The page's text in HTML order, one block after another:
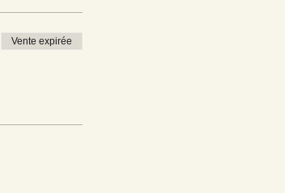
Vente expirée